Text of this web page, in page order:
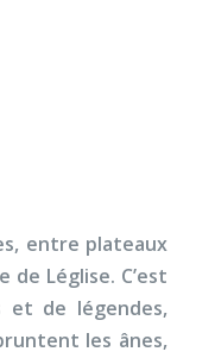
entre plateaux
de Léglise. C’est
de légendes,
les ânes,